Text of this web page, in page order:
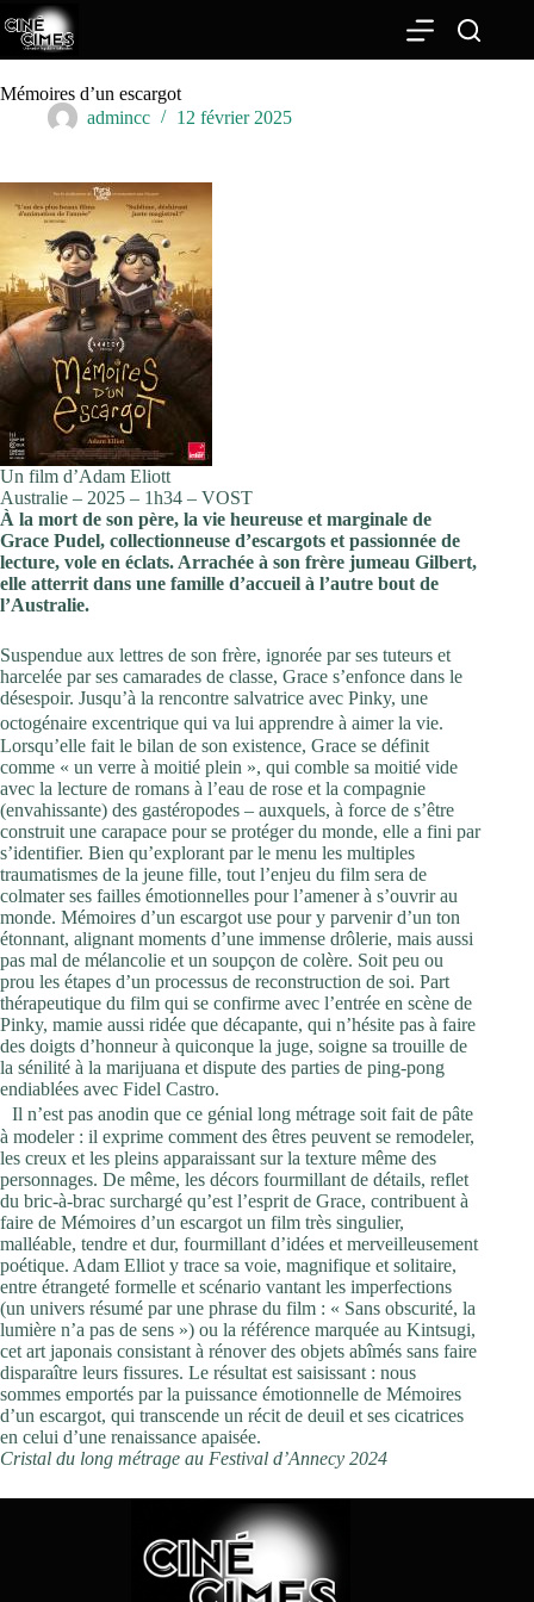
Passer
au
contenu
Mémoires d’un escargot
admincc
12 février 2025
Un film d’Adam Eliott
Australie – 2025 – 1h34 – VOST
À la mort de son père, la vie heureuse et marginale de
Grace Pudel, collectionneuse d’escargots et passionnée de
lecture, vole en éclats. Arrachée à son frère jumeau Gilbert,
elle atterrit dans une famille d’accueil à l’autre bout de
l’Australie.
Suspendue aux lettres de son frère, ignorée par ses tuteurs et
harcelée par ses camarades de classe, Grace s’enfonce dans le
désespoir. Jusqu’à la rencontre salvatrice avec Pinky, une
octogénaire excentrique qui va lui apprendre à aimer la vie.
Lorsqu’elle fait le bilan de son existence, Grace se définit
comme « un verre à moitié plein », qui comble sa moitié vide
avec la lecture de romans à l’eau de rose et la compagnie
(envahissante) des gastéropodes – auxquels, à force de s’être
construit une carapace pour se protéger du monde, elle a fini par
s’identifier. Bien qu’explorant par le menu les multiples
traumatismes de la jeune fille, tout l’enjeu du film sera de
colmater ses failles émotionnelles pour l’amener à s’ouvrir au
monde. Mémoires d’un escargot use pour y parvenir d’un ton
étonnant, alignant moments d’une immense drôlerie, mais aussi
pas mal de mélancolie et un soupçon de colère. Soit peu ou
prou les étapes d’un processus de reconstruction de soi. Part
thérapeutique du film qui se confirme avec l’entrée en scène de
Pinky, mamie aussi ridée que décapante, qui n’hésite pas à faire
des doigts d’honneur à quiconque la juge, soigne sa trouille de
la sénilité à la marijuana et dispute des parties de ping-pong
endiablées avec Fidel Castro.
Il n’est pas anodin que ce génial long métrage soit fait de pâte
à modeler : il exprime comment des êtres peuvent se remodeler,
les creux et les pleins apparaissant sur la texture même des
personnages. De même, les décors fourmillant de détails, reflet
du bric-à-brac surchargé qu’est l’esprit de Grace, contribuent à
faire de Mémoires d’un escargot un film très singulier,
malléable, tendre et dur, fourmillant d’idées et merveilleusement
poétique. Adam Elliot y trace sa voie, magnifique et solitaire,
entre étrangeté formelle et scénario vantant les imperfections
(un univers résumé par une phrase du film : « Sans obscurité, la
lumière n’a pas de sens ») ou la référence marquée au Kintsugi,
cet art japonais consistant à rénover des objets abîmés sans faire
disparaître leurs fissures. Le résultat est saisissant : nous
sommes emportés par la puissance émotionnelle de Mémoires
d’un escargot, qui transcende un récit de deuil et ses cicatrices
en celui d’une renaissance apaisée.
Cristal du long métrage au Festival d’Annecy 2024